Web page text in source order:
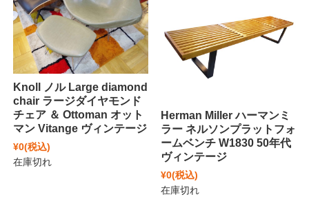
Knoll ノル Large diamond
chair ラージダイヤモンド
チェア ＆ Ottoman オット
マン Vitange ヴィンテージ
¥0(税込)
在庫切れ
Herman Miller ハーマンミ
ラー ネルソンプラットフォ
ームベンチ W1830 50年代
ヴィンテージ
¥0(税込)
在庫切れ